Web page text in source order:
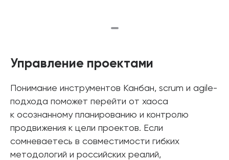
Управление проектами
Понимание инструментов Канбан, scrum и agile-
подхода поможет перейти от хаоса
к осознанному планированию и контролю
продвижения к цели проектов. Если
сомневаетесь в совместимости гибких
методологий и российских реалий,